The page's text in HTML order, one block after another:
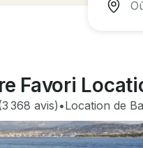
Favori
368 avis) •Location de